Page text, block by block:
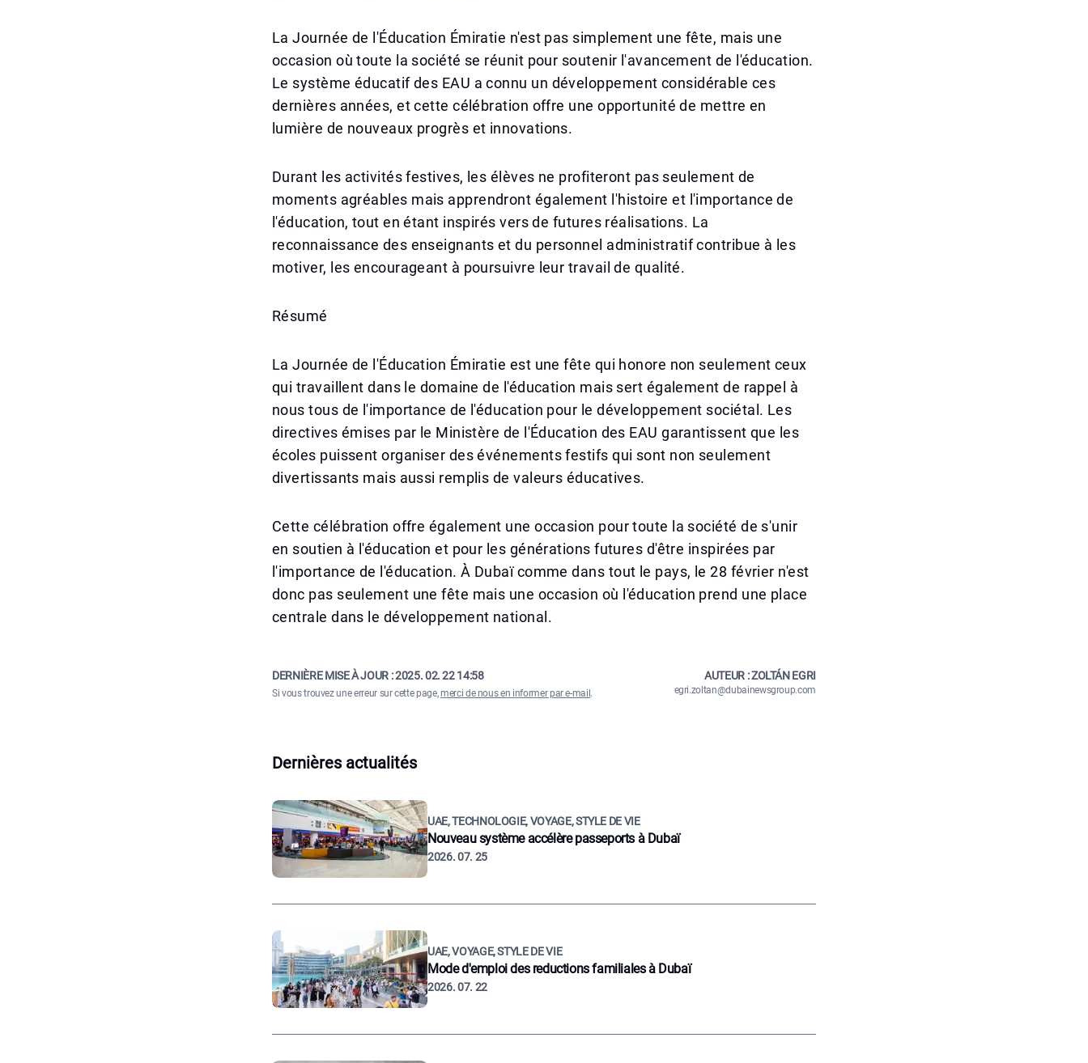
La Journée de l'Éducation Émiratie n'est pas simplement une fête, mais une
occasion où toute la société se réunit pour soutenir l'avancement de l'éducation.
Le système éducatif des EAU a connu un développement considérable ces
dernières années, et cette célébration offre une opportunité de mettre en
lumière de nouveaux progrès et innovations.
Durant les activités festives, les élèves ne profiteront pas seulement de
moments agréables mais apprendront également l'histoire et l'importance de
l'éducation, tout en étant inspirés vers de futures réalisations. La
reconnaissance des enseignants et du personnel administratif contribue à les
motiver, les encourageant à poursuivre leur travail de qualité.
Résumé
La Journée de l'Éducation Émiratie est une fête qui honore non seulement ceux
qui travaillent dans le domaine de l'éducation mais sert également de rappel à
nous tous de l'importance de l'éducation pour le développement sociétal. Les
directives émises par le Ministère de l'Éducation des EAU garantissent que les
écoles puissent organiser des événements festifs qui sont non seulement
divertissants mais aussi remplis de valeurs éducatives.
Cette célébration offre également une occasion pour toute la société de s'unir
en soutien à l'éducation et pour les générations futures d'être inspirées par
l'importance de l'éducation. À Dubaï comme dans tout le pays, le 28 février n'est
donc pas seulement une fête mais une occasion où l'éducation prend une place
centrale dans le développement national.
DERNIÈRE MISE À JOUR :2025. 02. 22 14:58
Si vous trouvez une erreur sur cette page,merci de nous en informer par e-mail .
AUTEUR : ZOLTÁN EGRI
egri.zoltan@dubainewsgroup.com
Dernières actualités
UAE, TECHNOLOGIE, VOYAGE, STYLE DE VIE
Nouveau système accélère passeports à Dubaï
2026. 07. 25
UAE, VOYAGE, STYLE DE VIE
Mode d'emploi des reductions familiales à Dubaï
2026. 07. 22